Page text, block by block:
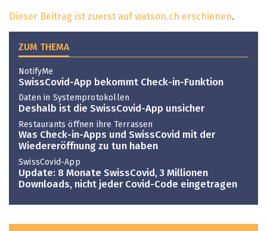
Dieser Beitrag ist zuerst auf watson.ch erschienen.
ZUM THEMA
NotifyMe
SwissCovid-App bekommt Check-in-Funktion
Daten in Systemprotokollen
Deshalb ist die SwissCovid-App unsicher
Restaurants öffnen ihre Terrassen
Was Check-in-Apps und SwissCovid mit der
Wiedereröffnung zu tun haben
SwissCovid-App
Update: 8 Monate SwissCovid, 3 Millionen
Downloads, nicht jeder Covid-Code eingetragen